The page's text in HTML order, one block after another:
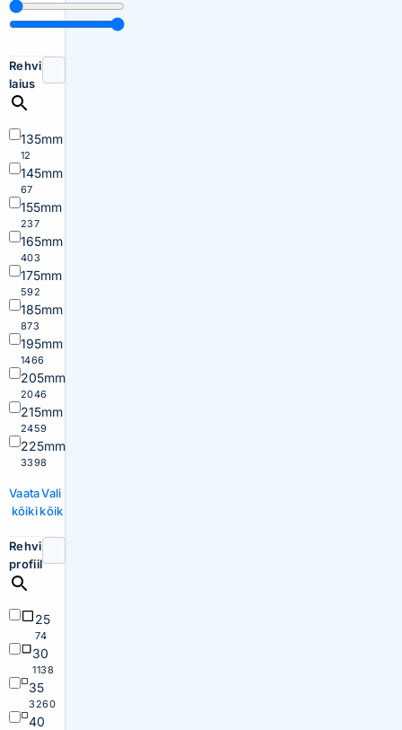
Rehvi
laius
135mm
12
145mm
67
155mm
237
165mm
403
175mm
592
185mm
873
195mm
1466
205mm
2046
215mm
2459
225mm
3398
Vaata
kõiki
Vali
kõik
Rehvi
profiil
25
74
30
1138
35
3260
40